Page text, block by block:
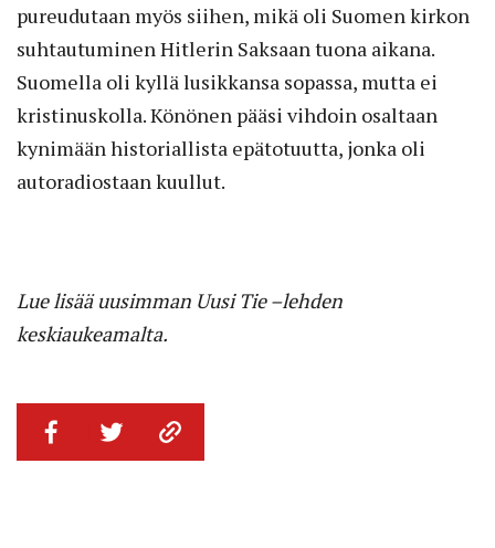
pureudutaan myös siihen, mikä oli Suomen kirkon
suhtautuminen Hitlerin Saksaan tuona aikana.
Suomella oli kyllä lusikkansa sopassa, mutta ei
kristinuskolla. Könönen pääsi vihdoin osaltaan
kynimään historiallista epätotuutta, jonka oli
autoradiostaan kuullut.
Lue lisää uusimman Uusi Tie –lehden
keskiaukeamalta.